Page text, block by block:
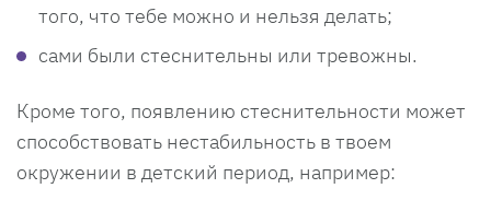
того, что тебе можно и нельзя делать;
сами были стеснительны или тревожны.
Кроме того, появлению стеснительности может
способствовать нестабильность в твоем
окружении в детский период, например: